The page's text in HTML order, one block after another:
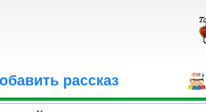
рассказ